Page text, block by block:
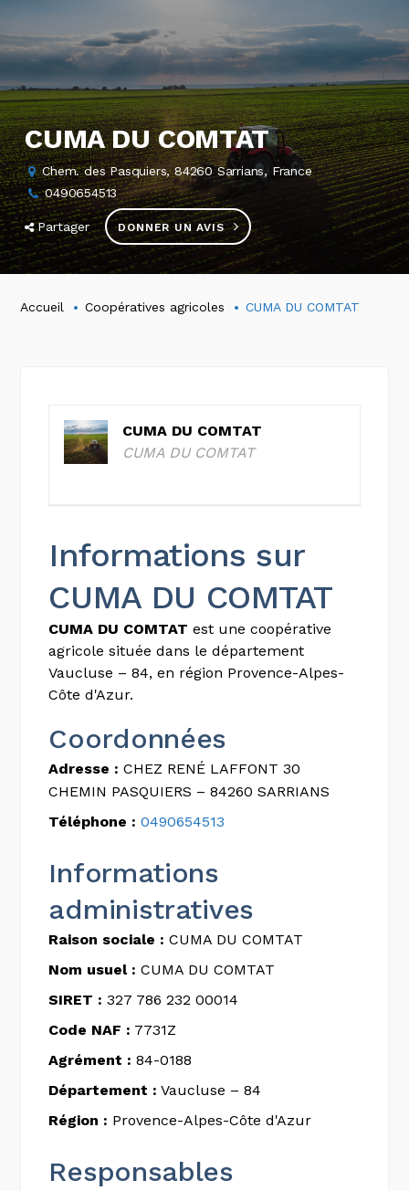
CUMA DU COMTAT
Chem. des Pasquiers, 84260 Sarrians, France
0490654513
Partager DONNER UN AVIS
Accueil Coopératives agricoles CUMA DU COMTAT
CUMA DU COMTAT
CUMA DU COMTAT
Informations sur
CUMA DU COMTAT
CUMA DU COMTAT est une coopérative
agricole située dans le département
Vaucluse – 84, en région Provence-Alpes-
Côte d'Azur.
Coordonnées
Adresse : CHEZ RENÉ LAFFONT 30
CHEMIN PASQUIERS – 84260 SARRIANS
Téléphone : 0490654513
Informations
administratives
Raison sociale : CUMA DU COMTAT
Nom usuel : CUMA DU COMTAT
SIRET : 327 786 232 00014
Code NAF : 7731Z
Agrément : 84-0188
Département : Vaucluse – 84
Région : Provence-Alpes-Côte d'Azur
Responsables